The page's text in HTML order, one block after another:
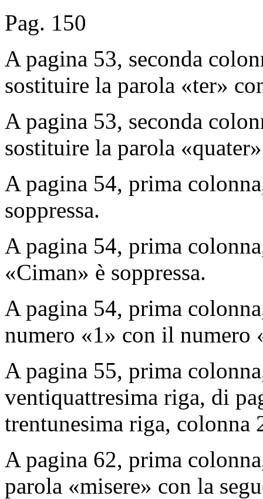
Pag. 150
A pagina 53, seconda
sostituire la parola «ter»
A pagina 53, seconda
sostituire la parola
A pagina 54, prima
soppressa.
A pagina 54, prima
«Ciman» è soppressa.
A pagina 54, prima
numero «1» con il numero
A pagina 55, prima
ventiquattresima riga, di
trentunesima riga, colonna
A pagina 62, prima
parola «misere» con la